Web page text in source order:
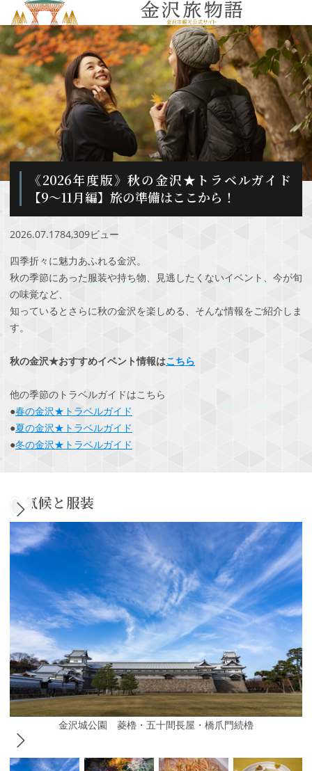
《2026年度版》秋の金沢★トラベルガイド
【9〜11月編】旅の準備はここから！
四季折々に魅力あふれる金沢。
秋の季節にあった服装や持ち物、見逃したくないイベント、今が旬
の味覚など、
知っているとさらに秋の金沢を楽しめる、そんな情報をご紹介しま
す。
秋の金沢★おすすめイベント情報はこちら
他の季節のトラベルガイドはこちら
●春の金沢★トラベルガイド
●夏の金沢★トラベルガイド
●冬の金沢★トラベルガイド
2026.07.1784,309ビュー
気候と服装
金沢城公園 菱櫓・五十間長屋・橋爪門続櫓